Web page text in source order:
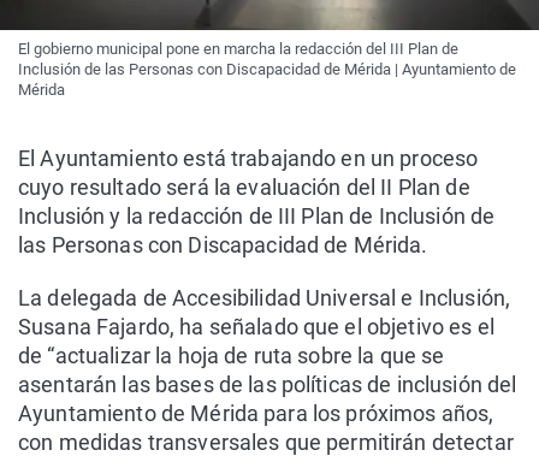
El gobierno municipal pone en marcha la redacción del III Plan de
Inclusión de las Personas con Discapacidad de Mérida | Ayuntamiento de
Mérida
El Ayuntamiento está trabajando en un proceso
cuyo resultado será la evaluación del II Plan de
Inclusión y la redacción de III Plan de Inclusión de
las Personas con Discapacidad de Mérida.
La delegada de Accesibilidad Universal e Inclusión,
Susana Fajardo, ha señalado que el objetivo es el
de “actualizar la hoja de ruta sobre la que se
asentarán las bases de las políticas de inclusión del
Ayuntamiento de Mérida para los próximos años,
con medidas transversales que permitirán detectar